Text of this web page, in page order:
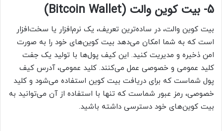
5- بیت کوین والت (Bitcoin Wallet)
بیت کوین والت، در ساده‌ترین تعریف، یک نرم‌افزار یا سخت‌افزار
است که به شما امکان می‌دهد بیت کوین‌های خود را به صورت
امن ذخیره و مدیریت کنید. این کیف پول‌ها با تولید یک جفت
کلید عمومی و خصوصی عمل می‌کنند. کلید عمومی، آدرس کیف
پول شماست که برای دریافت بیت کوین استفاده می‌شود و کلید
خصوصی، رمز عبور شماست که تنها با استفاده از آن می‌توانید به
بیت کوین‌های خود دسترسی داشته باشید.